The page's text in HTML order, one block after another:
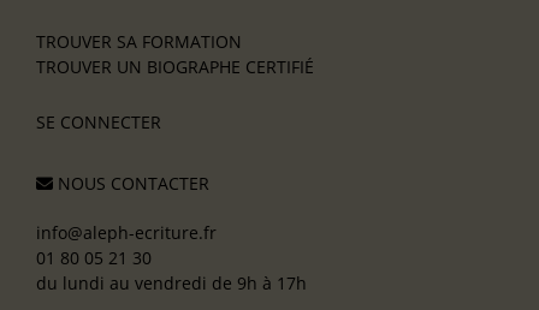
TROUVER SA FORMATION
TROUVER UN BIOGRAPHE CERTIFIÉ
SE CONNECTER
NOUS CONTACTER
info@aleph-ecriture.fr
01 80 05 21 30
du lundi au vendredi de 9h à 17h